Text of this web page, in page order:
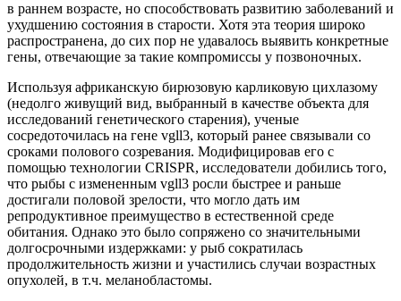
в раннем возрасте, но способствовать развитию заболеваний и
ухудшению состояния в старости. Хотя эта теория широко
распространена, до сих пор не удавалось выявить конкретные
гены, отвечающие за такие компромиссы у позвоночных.
Используя африканскую бирюзовую карликовую цихлазому
(недолго живущий вид, выбранный в качестве объекта для
исследований генетического старения), ученые
сосредоточилась на гене vgll3, который ранее связывали со
сроками полового созревания. Модифицировав его с
помощью технологии CRISPR, исследователи добились того,
что рыбы с измененным vgll3 росли быстрее и раньше
достигали половой зрелости, что могло дать им
репродуктивное преимущество в естественной среде
обитания. Однако это было сопряжено со значительными
долгосрочными издержками: у рыб сократилась
продолжительность жизни и участились случаи возрастных
опухолей, в т.ч. меланобластомы.